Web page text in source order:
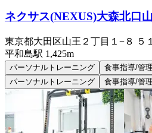
ネクサス(NEXUS)大森北口
東京都大田区山王２丁目１−８ ５
平和島駅 1,425m
パーソナルトレーニング
食事指導/管理
パーソナルトレーニング
食事指導/管理